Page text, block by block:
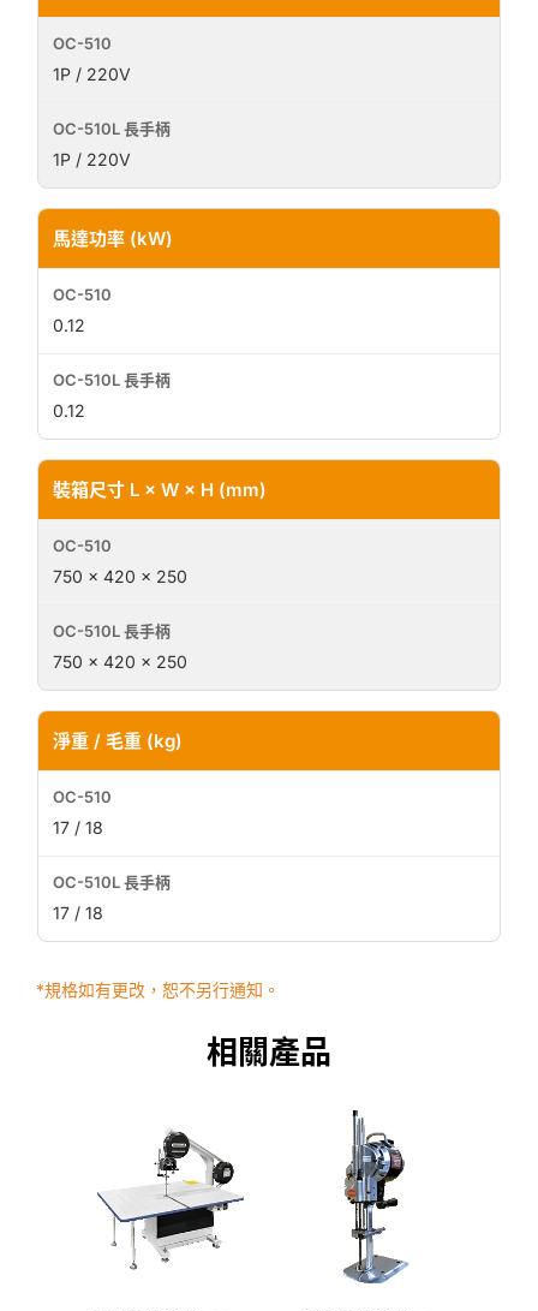
1P / 220V
1P / 220V
馬達功率 (kW)
0.12
0.12
裝箱尺寸 L × W × H (mm)
750 × 420 × 250
750 × 420 × 250
淨重 / 毛重 (kg)
17 / 18
17 / 18
*規格如有更改，恕不另行通知。
相關產品